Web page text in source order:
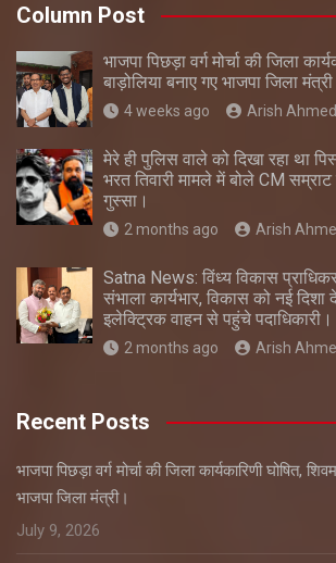
Column Post
भाजपा पिछड़ा वर्ग मोर्चा की जिला
बाड़ोलिया बनाए गए भाजपा जिला
4 weeks ago Arish Ahmed
मेरे ही पुलिस वाले को दिखा रहा था
भरत तिवारी मामले में बोले CM
गुस्सा।
2 months ago Arish
Satna News: विंध्य विकास
संभाला कार्यभार, विकास को नई
इलेक्ट्रिक वाहन से पहुंचे पदाधिकारी।
2 months ago Arish
Recent Posts
भाजपा पिछड़ा वर्ग मोर्चा की जिला कार्यकारिणी घोषित,
भाजपा जिला मंत्री।
July 9, 2026